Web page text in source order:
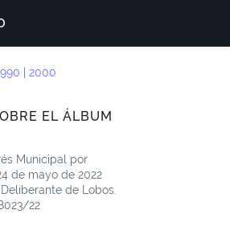
2000
EL ÁLBUM
Municipal por
de mayo de 2022
de Lobos.
22